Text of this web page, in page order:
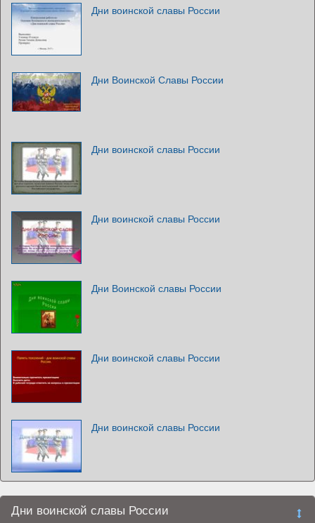
Дни воинской славы России
Дни Воинской Славы России
Дни воинской славы России
Дни воинской славы России
Дни Воинской славы России
Дни воинской славы России
Дни воинской славы России
Дни воинской славы России